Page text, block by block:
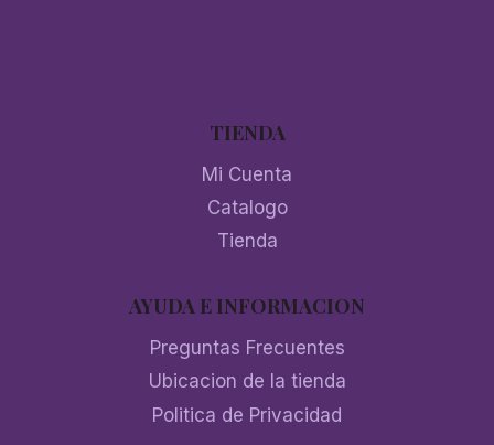
TIENDA
Mi Cuenta
Catalogo
Tienda
AYUDA E INFORMACION
Preguntas Frecuentes
Ubicacion de la tienda
Politica de Privacidad